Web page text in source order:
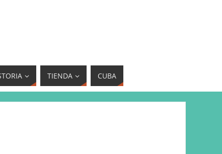
TIENDA CUBA